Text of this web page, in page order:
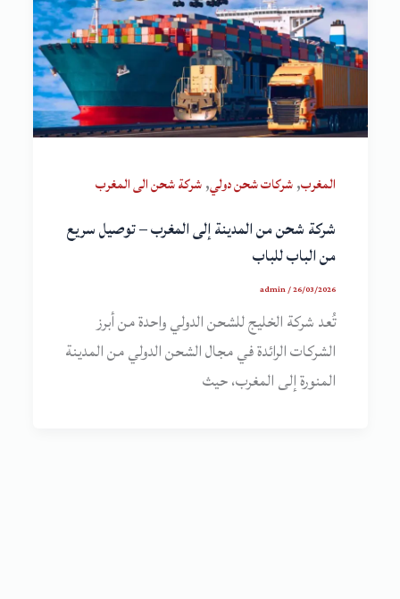
المغرب,شركات شحن دولي,شركة شحن الى المغرب
شركة شحن من المدينة إلى المغرب – توصيل سريع
من الباب للباب
admin/26/03/2026
تُعد شركة الخليج للشحن الدولي واحدة من أبرز
الشركات الرائدة في مجال الشحن الدولي من المدينة
المنورة إلى المغرب، حيث